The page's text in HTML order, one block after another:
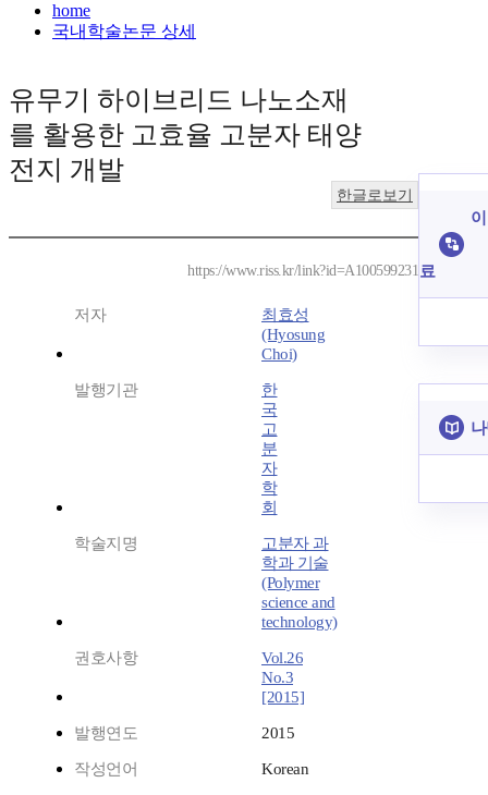
home
국내학술논문 상세
유무기 하이브리드 나노소재
를 활용한 고효율 고분자 태양
전지 개발
한글로보기
https://www.riss.kr/link?id=A100599231
저자
최효성
(Hyosung
Choi)
발행기관
한
국
고
분
자
학
회
학술지명
고분자 과
학과 기술
(Polymer
science and
technology)
권호사항
Vol.26
No.3
[2015]
발행연도 2015
작성언어 Korean
료